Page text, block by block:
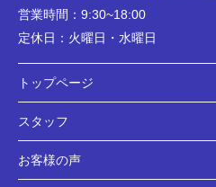
営業時間： 9:30~18:00
定休日： 火曜日・水曜日
トップページ
スタッフ
お客様の声